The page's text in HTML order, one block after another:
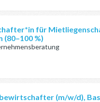
für
%)
(m/w/d),